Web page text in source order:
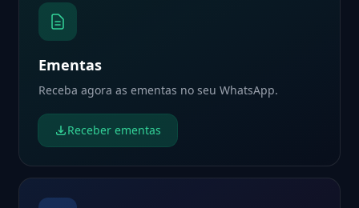
Ementas
Receba agora as ementas no seu WhatsApp.
Receber ementas